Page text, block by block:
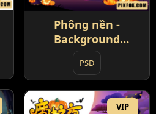
Phông nền -
Background
Halloween (1)
PSD
VIP